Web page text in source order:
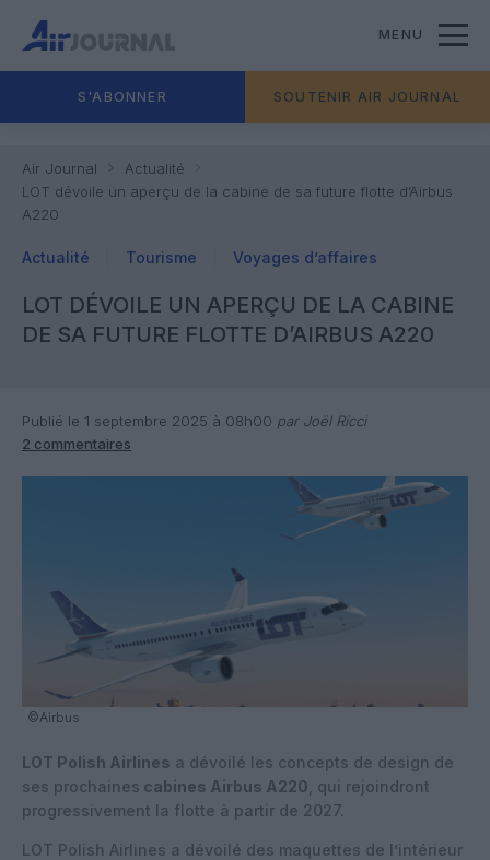
MENU
S'ABONNER SOUTENIR AIR JOURNAL
Air Journal
Actualité
LOT dévoile un aperçu de la cabine de sa future flotte d’Airbus
A220
Actualité Tourisme Voyages d’affaires
LOT DÉVOILE UN APERÇU DE LA CABINE
DE SA FUTURE FLOTTE D’AIRBUS A220
Publié le 1 septembre 2025 à 08h00 par Joël Ricci
2 commentaires
©Airbus
LOT Polish Airlines a dévoilé les concepts de design de
ses prochaines cabines Airbus A220 , qui rejoindront
progressivement la flotte à partir de 2027.
LOT Polish Airlines a dévoilé des maquettes de l’intérieur